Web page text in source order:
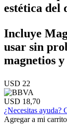
estética del
Incluye
usar sin
magnetios
USD 22
USD 18,70
¿Necesitas ayuda?
Agregar a mi carrito